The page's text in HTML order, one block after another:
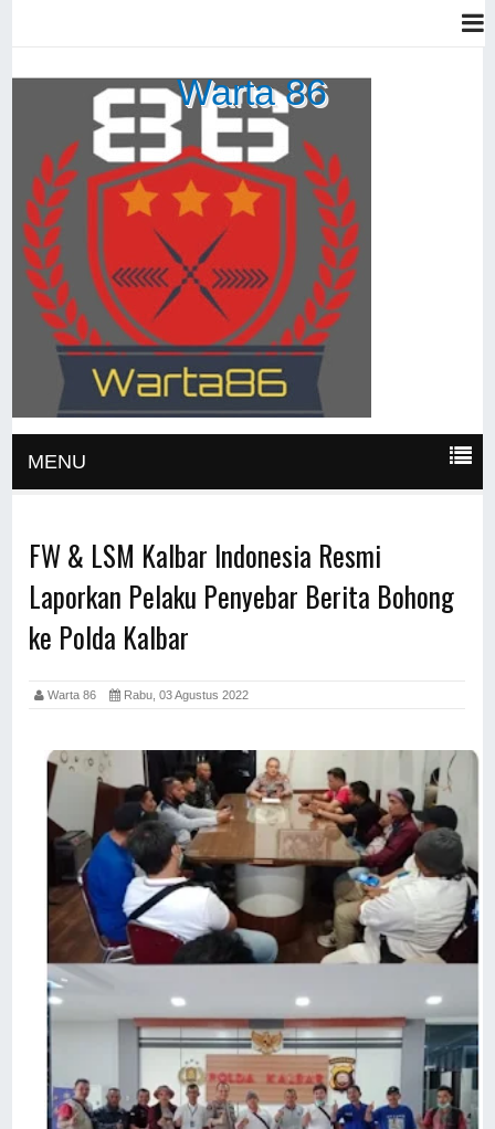
Warta 86
MENU
FW & LSM Kalbar Indonesia Resmi
Laporkan Pelaku Penyebar Berita Bohong
ke Polda Kalbar
Warta 86 Rabu, 03 Agustus 2022